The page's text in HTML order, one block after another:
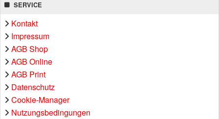
SERVICE
Kontakt
Impressum
AGB Shop
AGB Online
AGB Print
Datenschutz
Cookie-Manager
Nutzungsbedingungen